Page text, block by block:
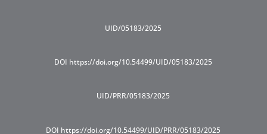
UID/05183/2025
DOI https://doi.org/10.54499/UID/05183/2025
UID/PRR/05183/2025
DOI https://doi.org/10.54499/UID/PRR/05183/2025